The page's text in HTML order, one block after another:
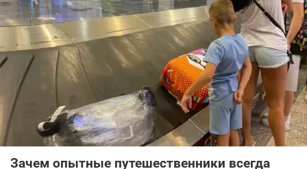
Зачем опытные путешественники всегда